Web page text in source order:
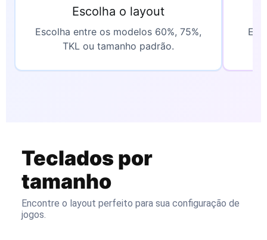
Escolha o layout
Escolha entre os modelos 60%, 75%,
TKL ou tamanho padrão.
Teclados por
tamanho
Encontre o layout perfeito para sua configuração de
jogos.